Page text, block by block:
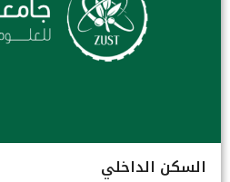
السكن الداخلي